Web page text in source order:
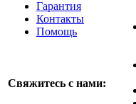
Гарантия
Контакты
Помощь
Свяжитесь с нами: